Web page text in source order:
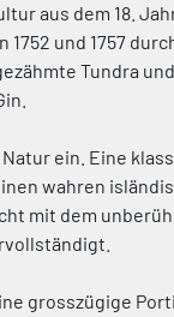
aus dem 18.
und 1757
Tundra
ein. Eine
wahren
mit dem
grosszügige